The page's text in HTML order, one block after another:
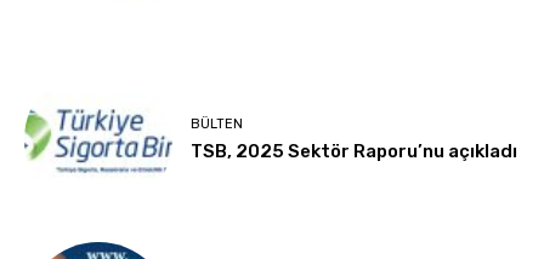
BÜLTEN
TSB, 2025 Sektör Raporu’nu açıkladı